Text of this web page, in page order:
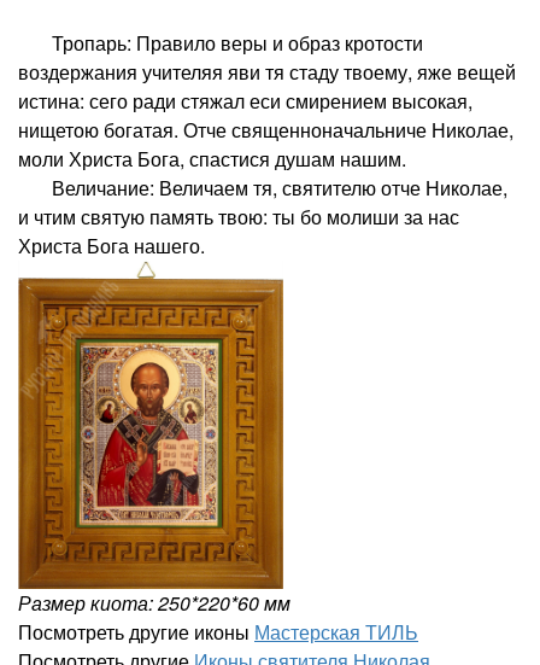
Тропарь: Правило веры и образ кротости
воздержания учителяя яви тя стаду твоему, яже вещей
истина: сего ради стяжал еси смирением высокая,
нищетою богатая. Отче священноначальниче Николае,
моли Христа Бога, спастися душам нашим.
Величание: Величаем тя, святителю отче Николае,
и чтим святую память твою: ты бо молиши за нас
Христа Бога нашего.
Размер киота: 250*220*60 мм
Посмотреть другие иконы Мастерская ТИЛЬ